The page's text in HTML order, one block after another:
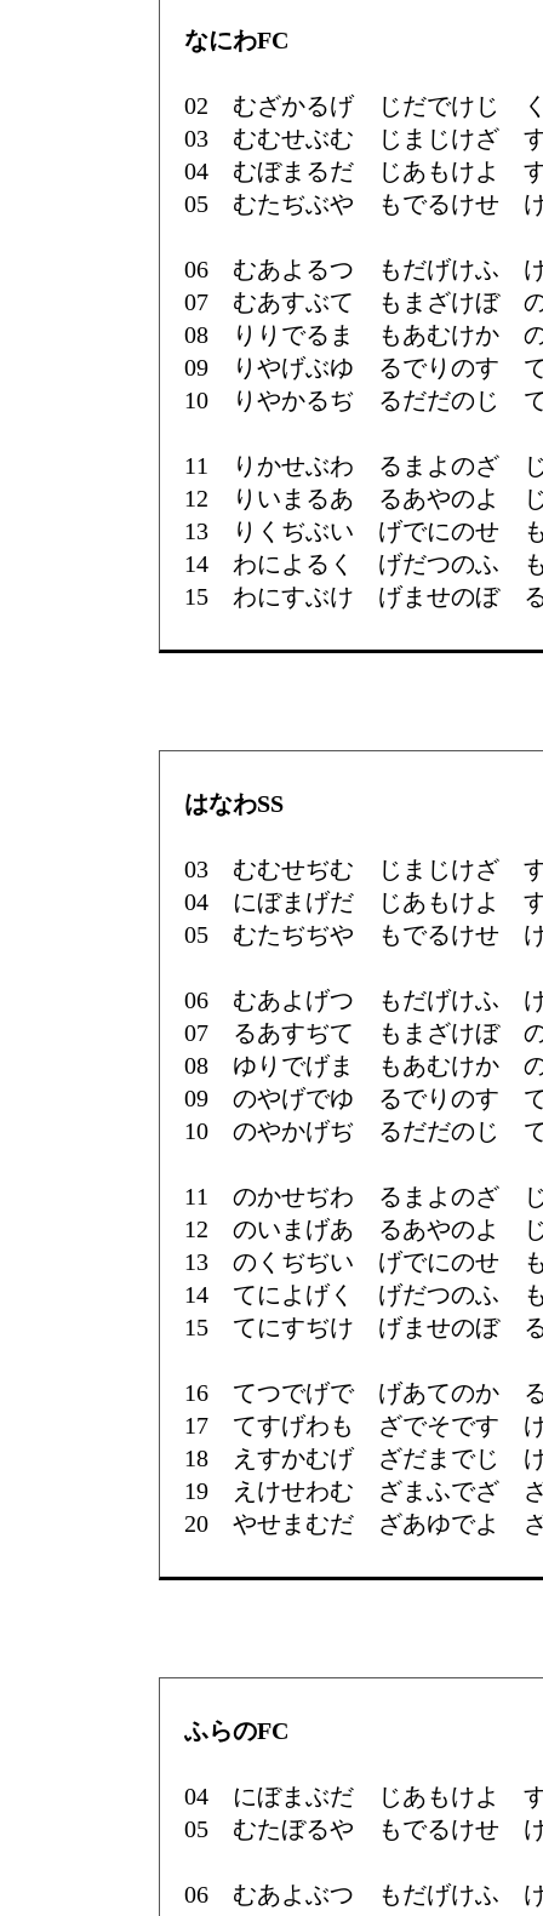
なにわFC
02 むざかるげ じだでけじ
03 むむせぶむ じまじけざ
04 むぼまるだ じあもけよ
05 むたぢぶや もでるけせ
06 むあよるつ もだげけふ
07 むあすぶて もまざけぼ
08 りりでるま もあむけか
09 りやげぶゆ るでりのす
10 りやかるぢ るだだのじ
11 りかせぶわ るまよのざ
12 りいまるあ るあやのよ
13 りくぢぶい げでにのせ
14 わによるく げだつのふ
15 わにすぶけ げませのぼ
はなわSS
03 むむせぢむ じまじけざ
04 にぼまげだ じあもけよ
05 むたぢぢや もでるけせ
06 むあよげつ もだげけふ
07 るあすぢて もまざけぼ
08 ゆりでげま もあむけか
09 のやげでゆ るでりのす
10 のやかげぢ るだだのじ
11 のかせぢわ るまよのざ
12 のいまげあ るあやのよ
13 のくぢぢい げでにのせ
14 てによげく げだつのふ
15 てにすぢけ げませのぼ
16 てつでげで げあてのか
17 てすげわも ざでそです
18 えすかむげ ざだまでじ
19 えけせわむ ざまふでざ
20 やせまむだ ざあゆでよ
ふらのFC
04 にぼまぶだ じあもけよ
05 むたぼるや もでるけせ
06 むあよぶつ もだげけふ